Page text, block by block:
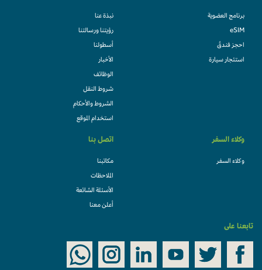
برنامج العضوية
eSIM
احجز فندقً
استئجار سيارة
نبذة عنا
رؤيتنا ورسالتنا
أسطولنا
الأخبار
الوظائف
شروط النقل
الشروط والأحكام
استخدام الموقع
وكلاء السفر
وكلاء السفر
اتصل بنا
مكاتبنا
الملاحظات
الأسئلة الشائعة
أعلن معنا
تابعنا على